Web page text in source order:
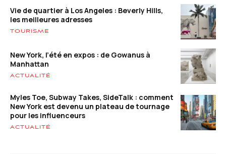
Vie de quartier à Los Angeles : Beverly Hills,
les meilleures adresses
TOURISME
New York, l’été en expos : de Gowanus à
Manhattan
ACTUALITÉ
Myles Toe, Subway Takes, SideTalk : comment
New York est devenu un plateau de tournage
pour les influenceurs
ACTUALITÉ